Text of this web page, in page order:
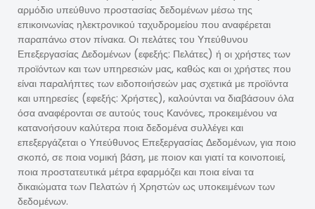
αρμόδιο υπεύθυνο προστασίας δεδομένων μέσω της
επικοινωνίας ηλεκτρονικού ταχυδρομείου που αναφέρεται
παραπάνω στον πίνακα. Οι πελάτες του Υπεύθυνου
Επεξεργασίας Δεδομένων (εφεξής: Πελάτες) ή οι χρήστες των
προϊόντων και των υπηρεσιών μας, καθώς και οι χρήστες που
είναι παραλήπτες των ειδοποιήσεών μας σχετικά με προϊόντα
και υπηρεσίες (εφεξής: Χρήστες), καλούνται να διαβάσουν όλα
όσα αναφέρονται σε αυτούς τους Κανόνες, προκειμένου να
κατανοήσουν καλύτερα ποια δεδομένα συλλέγει και
επεξεργάζεται ο Υπεύθυνος Επεξεργασίας Δεδομένων, για ποιο
σκοπό, σε ποια νομική βάση, με ποιον και γιατί τα κοινοποιεί,
ποια προστατευτικά μέτρα εφαρμόζει και ποια είναι τα
δικαιώματα των Πελατών ή Χρηστών ως υποκειμένων των
δεδομένων.